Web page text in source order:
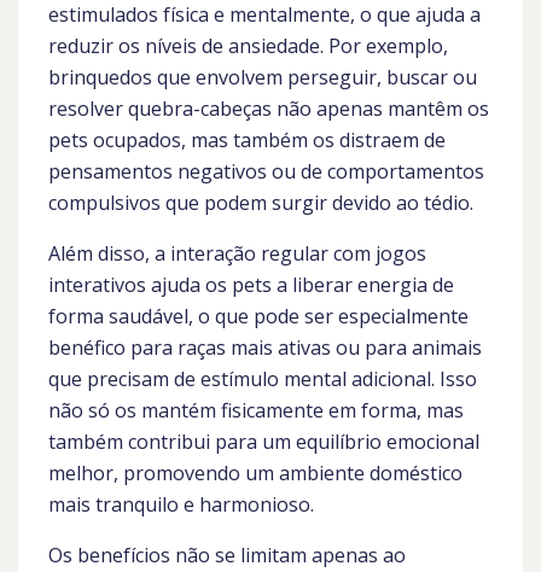
estimulados física e mentalmente, o que ajuda a
reduzir os níveis de ansiedade. Por exemplo,
brinquedos que envolvem perseguir, buscar ou
resolver quebra-cabeças não apenas mantêm os
pets ocupados, mas também os distraem de
pensamentos negativos ou de comportamentos
compulsivos que podem surgir devido ao tédio.
Além disso, a interação regular com jogos
interativos ajuda os pets a liberar energia de
forma saudável, o que pode ser especialmente
benéfico para raças mais ativas ou para animais
que precisam de estímulo mental adicional. Isso
não só os mantém fisicamente em forma, mas
também contribui para um equilíbrio emocional
melhor, promovendo um ambiente doméstico
mais tranquilo e harmonioso.
Os benefícios não se limitam apenas ao